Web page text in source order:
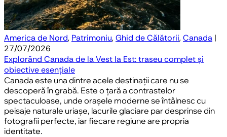
America de Nord, Patrimoniu,Ghid de Călătorii,Canada |
27/07/2026
Explorând Canada de la Vest la Est: traseu complet și
obiective esențiale
Canada este una dintre acele destinații care nu se
descoperă în grabă. Este o țară a contrastelor
spectaculoase, unde orașele moderne se întâlnesc cu
peisaje naturale uriașe, lacurile glaciare par desprinse din
fotografii perfecte, iar fiecare regiune are propria
identitate.